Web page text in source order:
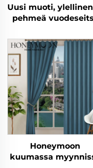
Uusi muoti,
pehmeä
90 g/m², esipesu,
yksivärinen, sopii
kaikkiin
vuodenaikoihin
Honeymoon
kuumassa